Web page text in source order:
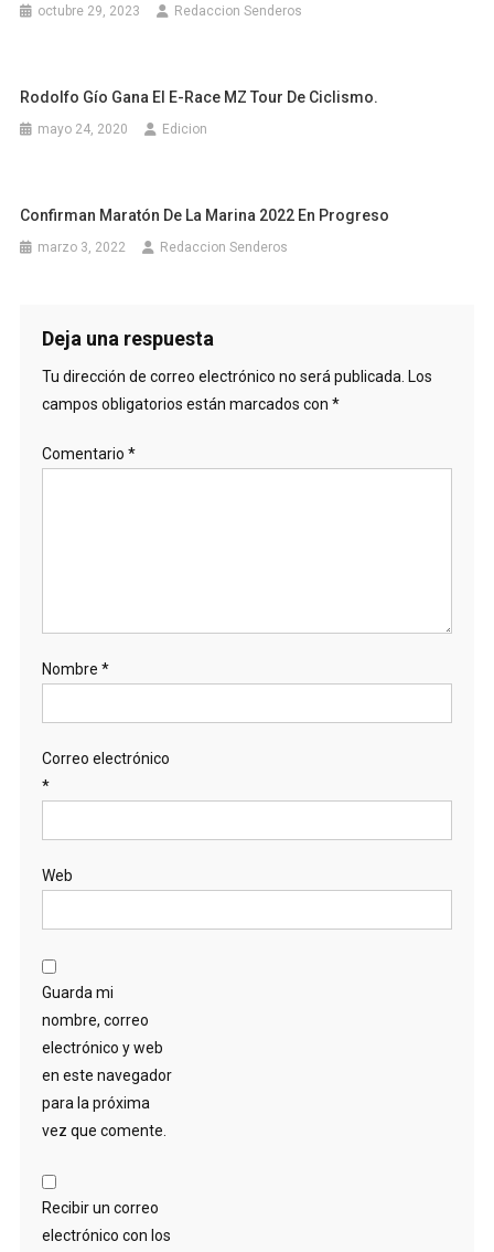
octubre 29, 2023 Redaccion Senderos
Rodolfo Gío Gana El E-Race MZ Tour De Ciclismo.
mayo 24, 2020 Edicion
Confirman Maratón De La Marina 2022 En Progreso
marzo 3, 2022 Redaccion Senderos
Deja una respuesta
Tu dirección de correo electrónico no será publicada. Los
campos obligatorios están marcados con *
Comentario *
Nombre *
Correo electrónico
*
Web
Guarda mi
nombre, correo
electrónico y web
en este navegador
para la próxima
vez que comente.
Recibir un correo
electrónico con los